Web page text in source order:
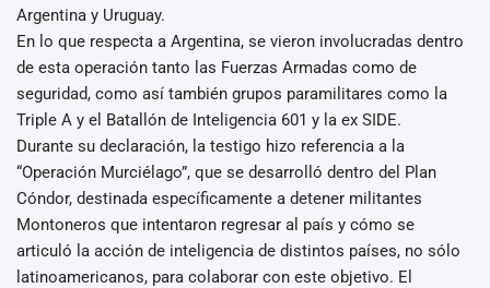
Argentina y Uruguay.
En lo que respecta a Argentina, se vieron involucradas dentro
de esta operación tanto las Fuerzas Armadas como de
seguridad, como así también grupos paramilitares como la
Triple A y el Batallón de Inteligencia 601 y la ex SIDE.
Durante su declaración, la testigo hizo referencia a la
“Operación Murciélago”, que se desarrolló dentro del Plan
Cóndor, destinada específicamente a detener militantes
Montoneros que intentaron regresar al país y cómo se
articuló la acción de inteligencia de distintos países, no sólo
latinoamericanos, para colaborar con este objetivo. El